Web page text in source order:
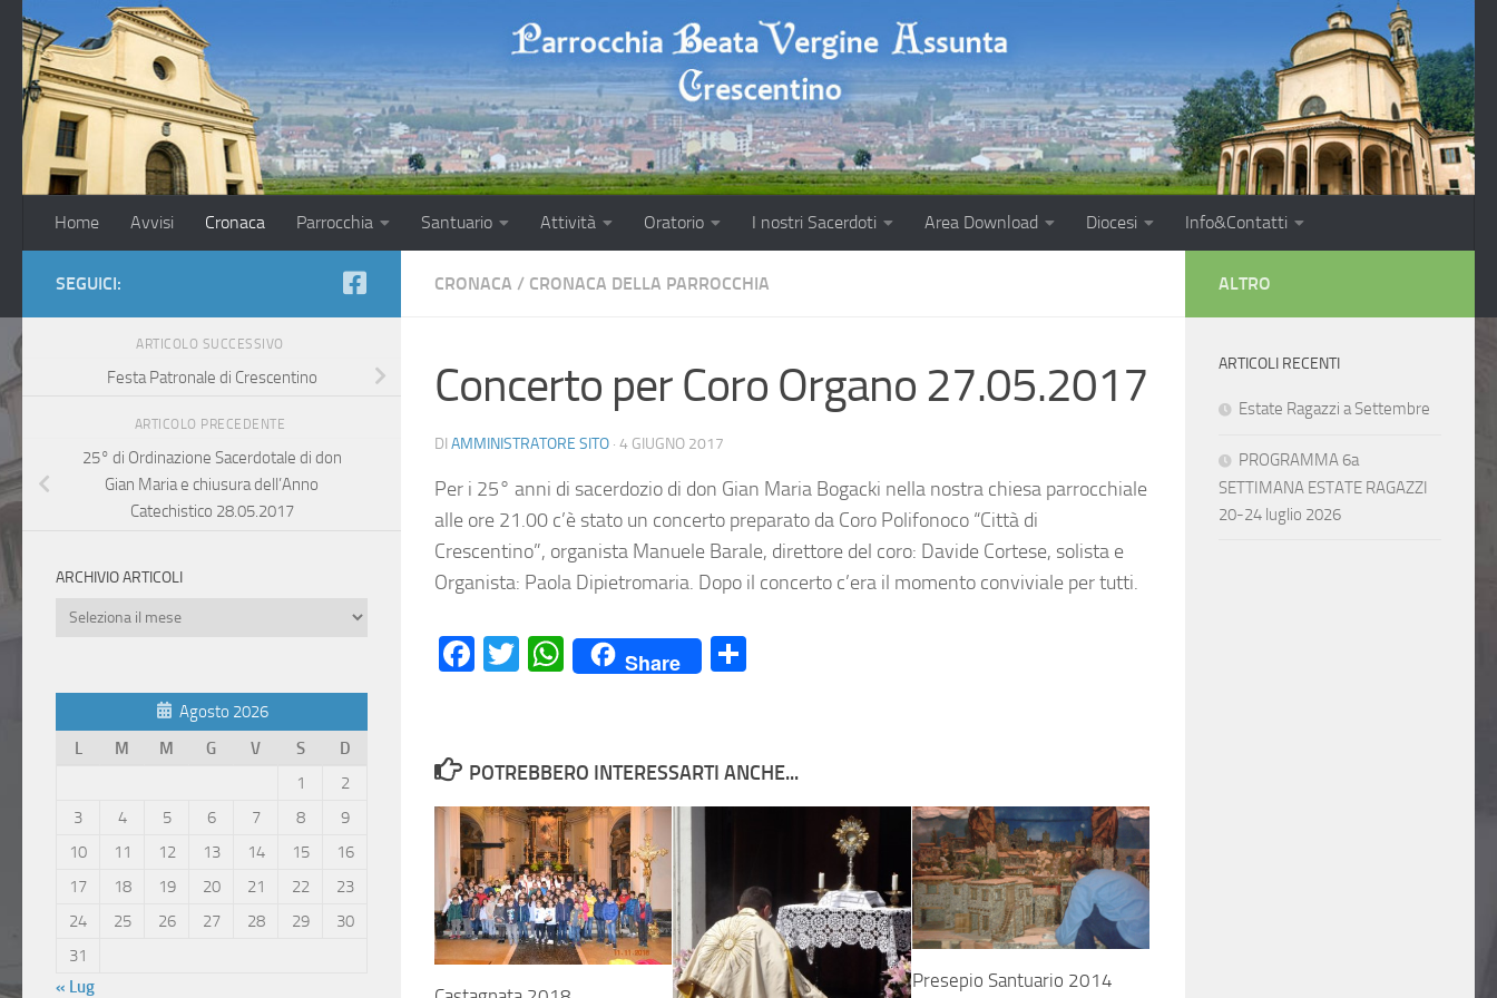
Salta al contenuto
Home Avvisi Cronaca Parrocchia Santuario Attività Oratorio I nostri Sacerdoti Area Download Diocesi Info&Contatti
CRONACA / CRONACA DELLA PARROCCHIA
Concerto per Coro Organo 27.05.2017
DI AMMINISTRATORE SITO · 4 GIUGNO 2017
Per i 25° anni di sacerdozio di don Gian Maria Bogacki nella nostra chiesa parrocchiale
alle ore 21.00 c’è stato un concerto preparato da Coro Polifonoco “Città di
Crescentino”, organista Manuele Barale, direttore del coro: Davide Cortese, solista e
Organista: Paola Dipietromaria. Dopo il concerto c’era il momento conviviale per tutti.
Facebook
Twitter
WhatsApp
Share
POTREBBERO INTERESSARTI ANCHE...
Presepio Santuario 2014
SEGUICI:
ARTICOLO SUCCESSIVO
Festa Patronale di Crescentino
ARTICOLO PRECEDENTE
25° di Ordinazione Sacerdotale di don
Gian Maria e chiusura dell’Anno
Catechistico 28.05.2017
ARCHIVIO ARTICOLI
Archivio
Agosto 2026
L
M M G V S
D
1
2
3
4 5 6 7 8
9
10
11 12 13 14 15
16
17
18 19 20 21 22
23
24
25 26 27 28 29
30
31
« Lug
ALTRO
ARTICOLI RECENTI
Estate Ragazzi a Settembre
PROGRAMMA 6a
SETTIMANA ESTATE RAGAZZI
20-24 luglio 2026